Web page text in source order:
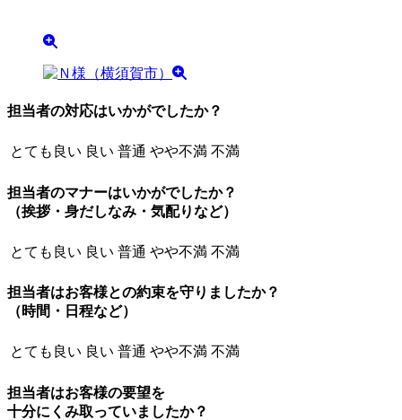
担当者の対応はいかがでしたか？
とても良い 良い 普通 やや不満 不満
担当者のマナーはいかがでしたか？
（挨拶・身だしなみ・気配りなど）
とても良い 良い 普通 やや不満 不満
担当者はお客様との約束を守りましたか？
（時間・日程など）
とても良い 良い 普通 やや不満 不満
担当者はお客様の要望を
十分にくみ取っていましたか？